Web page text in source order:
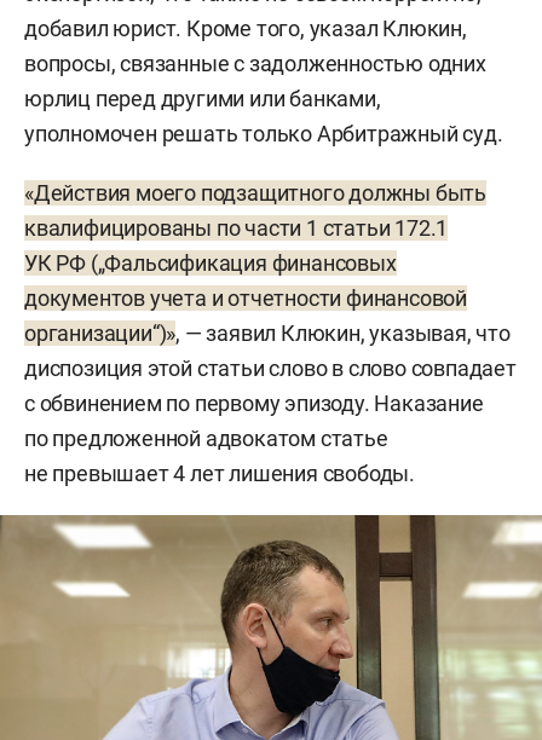
добавил юрист. Кроме того, указал Клюкин,
вопросы, связанные с задолженностью одних
юрлиц перед другими или банками,
уполномочен решать только Арбитражный суд.
«Действия моего подзащитного должны быть
квалифицированы по части 1 статьи 172.1
УК РФ („Фальсификация финансовых
документов учета и отчетности финансовой
организации“)», — заявил Клюкин, указывая, что
диспозиция этой статьи слово в слово совпадает
с обвинением по первому эпизоду. Наказание
по предложенной адвокатом статье
не превышает 4 лет лишения свободы.